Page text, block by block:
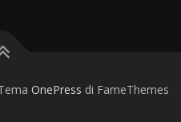
OnePress di FameThemes